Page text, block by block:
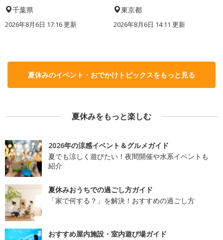
千葉県
2026年8月6日 17:16更新
東京都
2026年8月6日 14:11 更新
夏休みのイベント・おでかけトピックスをもっと見る
夏休みをもっと楽しむ
2026年の涼感イベント＆グルメガイド
夏でも涼しく遊びたい！夜間開催や水系イベントも
紹介
夏休みおうちでの過ごし方ガイド
「家で何する？」を解決！おすすめの過ごし方
おすすめ屋内施設・室内遊び場ガイド